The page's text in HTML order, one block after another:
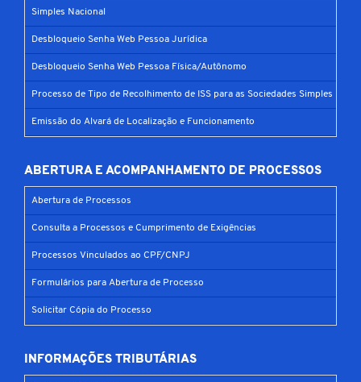
Simples Nacional
Desbloqueio Senha Web Pessoa Jurídica
Desbloqueio Senha Web Pessoa Física/Autônomo
Processo de Tipo de Recolhimento de ISS para as Sociedades Simples
Emissão do Alvará de Localização e Funcionamento
ABERTURA E ACOMPANHAMENTO DE PROCESSOS
Abertura de Processos
Consulta a Processos e Cumprimento de Exigências
Processos Vinculados ao CPF/CNPJ
Formulários para Abertura de Processo
Solicitar Cópia do Processo
INFORMAÇÕES TRIBUTÁRIAS